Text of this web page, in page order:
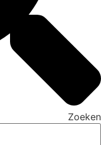
Zoeken